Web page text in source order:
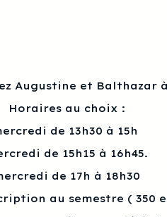
Augustine et Balthazar
Horaires au choix :
de 13h30 à 15h
de 15h15 à 16h45.
de 17h à 18h30
au semestre ( 350